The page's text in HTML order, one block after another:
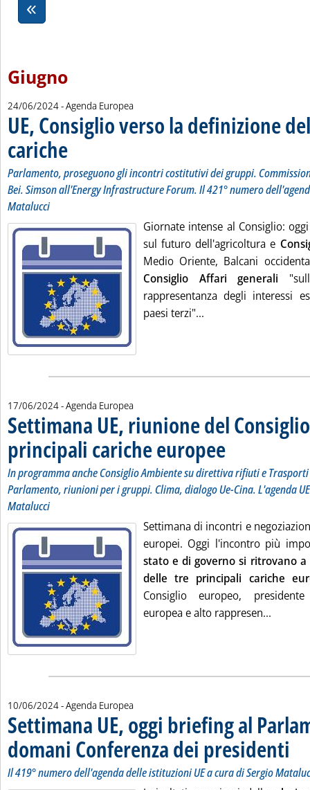
Giugno
24/06/2024- Agenda Europea
UE, Consiglio verso la definizione
cariche . Sottotitolo: Parlamento, proseguono gli incontri costitutivi dei gruppi.
. Pubblicata lunedì 24 giugno 2024 alle 10.6.
Parlamento, proseguono gli incontri costitutivi dei gruppi.
Bei. Simson all'Energy Infrastructure Forum. Il 421° numero
Matalucci
Giornate intense al Consiglio:
sul futuro dell'agricoltura e
Medio Oriente, Balcani
Consiglio Affari generali
rappresentanza degli interessi
paesi terzi"...
17/06/2024- Agenda Europea
Settimana UE, riunione del
principali cariche europee . Sottotitolo: In
. Pubblicata lunedì 17
In programma anche Consiglio Ambiente su direttiva rifiuti e
Parlamento, riunioni per i gruppi. Clima, dialogo Ue-Cina. L'agenda
Matalucci
Settimana di incontri e
europei. Oggi l'incontro più
stato e di governo si ritrovano
delle tre principali cariche
Consiglio europeo,
europea e alto rappresen...
10/06/2024- Agenda Europea
Settimana UE, oggi briefing al
domani Conferenza dei presidenti
Il 419° numero dell'agenda delle istituzioni UE a cura di Sergio